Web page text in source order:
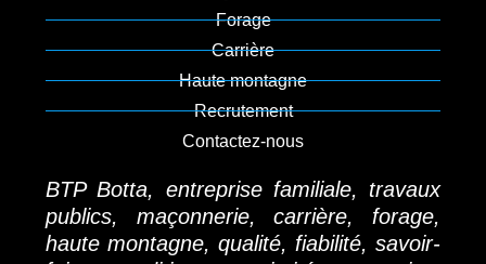
Forage
Carrière
Haute montagne
Recrutement
Contactez-nous
BTP Botta, entreprise familiale, travaux
publics, maçonnerie, carrière, forage,
haute montagne, qualité, fiabilité, savoir-